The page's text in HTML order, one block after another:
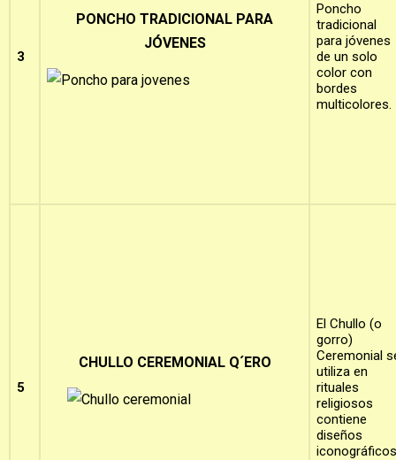
3
PONCHO TRADICIONAL PARA
JÓVENES
Poncho
tradicional
para jóvenes
de un solo
color con
bordes
multicolores.
5
CHULLO CEREMONIAL Q´ERO
El Chullo (o
gorro)
Ceremonial
utiliza en
rituales
religiosos
contiene
diseños